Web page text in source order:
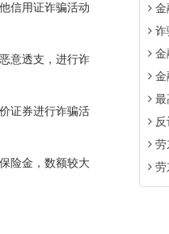
信用证诈骗活动
意透支，进行诈
证券进行诈骗活
险金，数额较大
金
诈
金
金
最
劳
劳